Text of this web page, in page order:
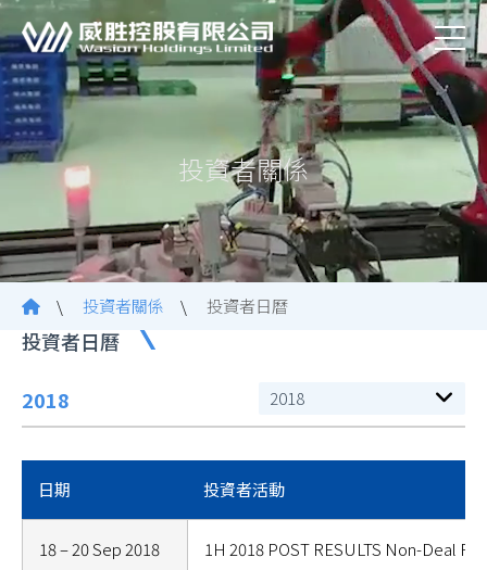
投資者關係
\ 投資者關係 \ 投資者日曆
投資者日曆
2018 2018
日期 投資者活動
18 – 20 Sep 2018 1H 2018 POST RESULTS Non-Deal